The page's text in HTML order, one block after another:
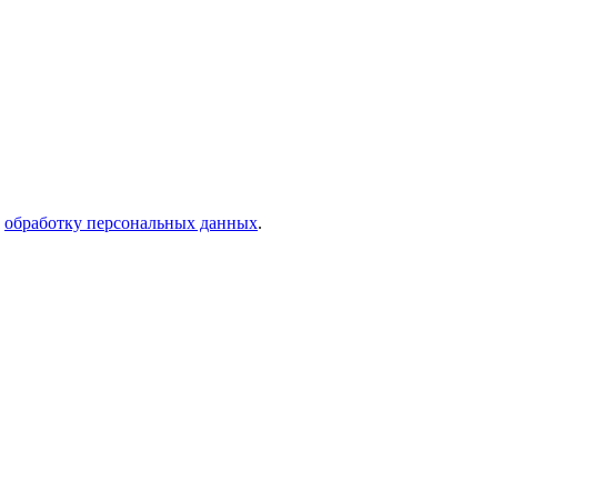
обработку персональных данных.